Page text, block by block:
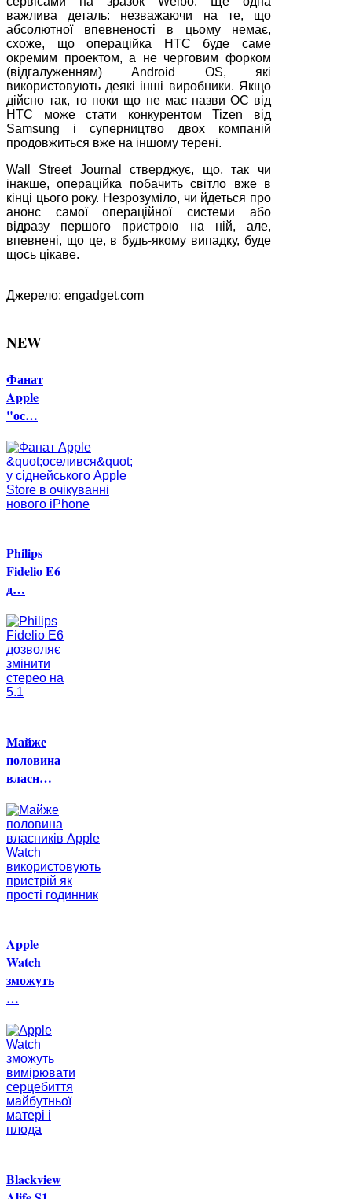
важлива деталь: незважаючи на те, що
абсолютної впевненості в цьому немає,
схоже, що операційка HTC буде саме
окремим проектом, а не черговим форком
(відгалуженням) Android OS, які
використовують деякі інші виробники. Якщо
дійсно так, то поки що не має назви ОС від
HTC може стати конкурентом Tizen від
Samsung і суперництво двох компаній
продовжиться вже на іншому терені.
Wall Street Journal стверджує, що, так чи
інакше, операційка побачить світло вже в
кінці цього року. Незрозуміло, чи йдеться про
анонс самої операційної системи або
відразу першого пристрою на ній, але,
впевнені, що це, в будь-якому випадку, буде
щось цікаве.
Джерело: engadget.com
NEW
Фанат
Apple
"ос…
Philips
Fidelio E6
д…
Майже
половина
власн…
Apple
Watch
зможуть
…
Blackview